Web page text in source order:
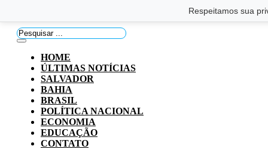
Respeitamos sua
Pesquisar
...
HOME
ÚLTIMAS NOTÍCIAS
SALVADOR
BAHIA
BRASIL
POLÍTICA NACIONAL
ECONOMIA
EDUCAÇÃO
CONTATO